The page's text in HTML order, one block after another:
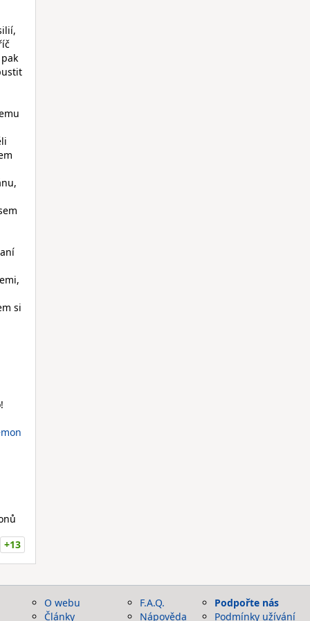
si
+13
O webu
Články
F.A.Q.
Nápověda
Podpořte nás
Podmínky užívání